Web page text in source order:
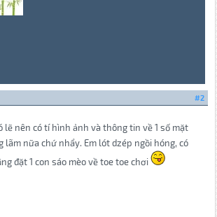
#2
lẽ nên có tí hình ảnh và thông tin về 1 số mặt
lãm nữa chứ nhẩy. Em lót dzép ngồi hóng, có
đặt 1 con sáo mèo về toe toe chơi